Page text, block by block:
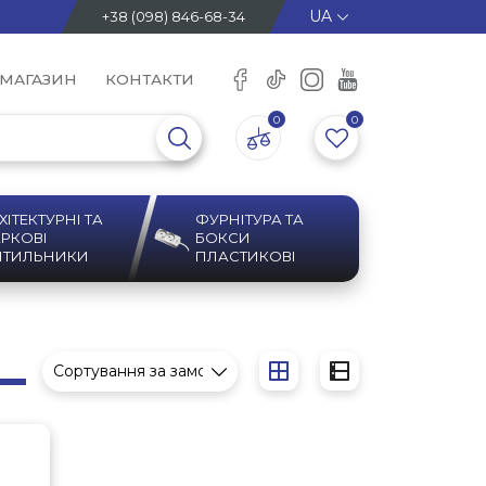
+38 (098) 846-68-34
КОНТАКТИ
0 0
ТА
ФУРНІТУРА ТА
БОКСИ
ПЛАСТИКОВІ